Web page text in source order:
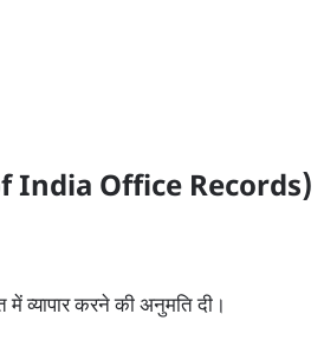
India Office Records)
में व्यापार करने की अनुमति दी।